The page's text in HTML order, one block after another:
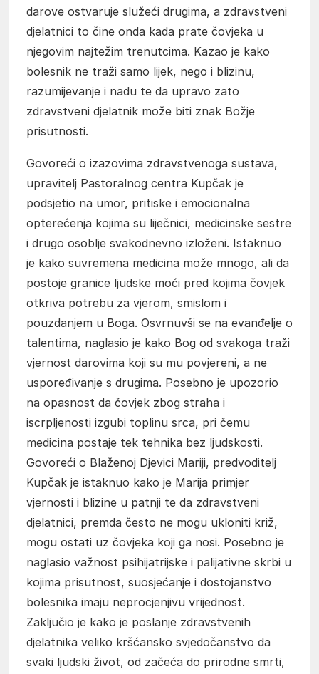
darove ostvaruje služeći drugima, a zdravstveni
djelatnici to čine onda kada prate čovjeka u
njegovim najtežim trenutcima. Kazao je kako
bolesnik ne traži samo lijek, nego i blizinu,
razumijevanje i nadu te da upravo zato
zdravstveni djelatnik može biti znak Božje
prisutnosti.
Govoreći o izazovima zdravstvenoga sustava,
upravitelj Pastoralnog centra Kupčak je
podsjetio na umor, pritiske i emocionalna
opterećenja kojima su liječnici, medicinske sestre
i drugo osoblje svakodnevno izloženi. Istaknuo
je kako suvremena medicina može mnogo, ali da
postoje granice ljudske moći pred kojima čovjek
otkriva potrebu za vjerom, smislom i
pouzdanjem u Boga. Osvrnuvši se na evanđelje o
talentima, naglasio je kako Bog od svakoga traži
vjernost darovima koji su mu povjereni, a ne
uspoređivanje s drugima. Posebno je upozorio
na opasnost da čovjek zbog straha i
iscrpljenosti izgubi toplinu srca, pri čemu
medicina postaje tek tehnika bez ljudskosti.
Govoreći o Blaženoj Djevici Mariji, predvoditelj
Kupčak je istaknuo kako je Marija primjer
vjernosti i blizine u patnji te da zdravstveni
djelatnici, premda često ne mogu ukloniti križ,
mogu ostati uz čovjeka koji ga nosi. Posebno je
naglasio važnost psihijatrijske i palijativne skrbi u
kojima prisutnost, suosjećanje i dostojanstvo
bolesnika imaju neprocjenjivu vrijednost.
Zaključio je kako je poslanje zdravstvenih
djelatnika veliko kršćansko svjedočanstvo da
svaki ljudski život, od začeća do prirodne smrti,